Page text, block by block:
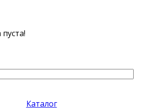
Каталог